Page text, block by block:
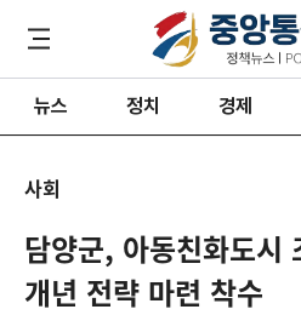
뉴스 정치 경제
사회
담양군, 아동친화도
개년 전략 마련 착수